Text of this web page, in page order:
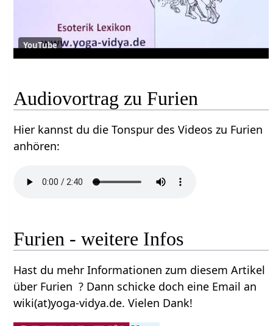
YouTube
Audiovortrag zu Furien
Hier kannst du die Tonspur des Videos zu Furien
anhören:
Furien - weitere Infos
Hast du mehr Informationen zum diesem Artikel
über Furien ? Dann schicke doch eine Email an
wiki(at)yoga-vidya.de. Vielen Dank!